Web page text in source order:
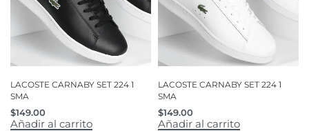
LACOSTE CARNABY SET 224 1
SMA
$149.00
Añadir al carrito
LACOSTE CARNABY SET 224 1
SMA
$149.00
Añadir al carrito